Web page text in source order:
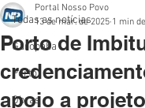
Todas as notícias
Garopaba
Porto
Obras
Porto de
apoio a
Portal Nosso Povo
13 de mar. de 2025 1 min